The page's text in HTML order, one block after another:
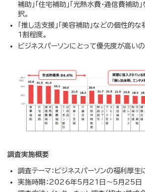
補助」「住宅補助」「光熱水費・通信費補
択。
「推し活支援」「美容補助」などの個性的
1割程度。
ビジネスパーソンにとって優先度が高いの
調査実施概要
調査テーマ：ビジネスパーソンの福利厚生
実施時期：2026年5月21日〜5月25日